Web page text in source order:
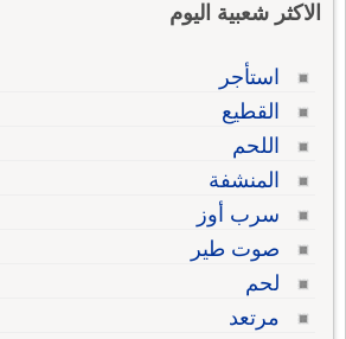
الاكثر شعبية اليوم
استأجر
القطيع
اللحم
المنشفة
سرب أوز
صوت طير
لحم
مرتعد